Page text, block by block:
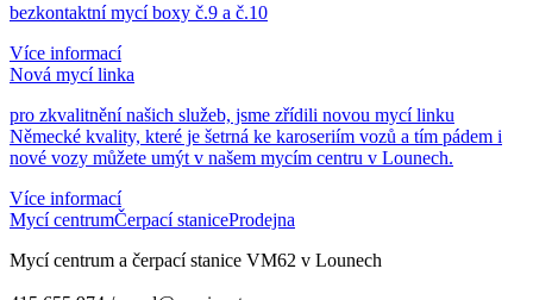
bezkontaktní mycí boxy č.9 a č.10
Více informací
Nová mycí linka
pro zkvalitnění našich služeb, jsme zřídili novou mycí linku
Německé kvality, které je šetrná ke karoseriím vozů a tím pádem i
nové vozy můžete umýt v našem mycím centru v Lounech.
Více informací
Mycí centrumČerpací staniceProdejna
Mycí centrum a čerpací stanice VM62 v Lounech